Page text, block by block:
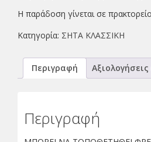
Η παράδοση γίνεται σε
Κατηγορία: ΣΗΤΑ ΚΛΑΣΣΙΚΗ
Περιγραφή Αξιολογήσεις
Περιγραφή